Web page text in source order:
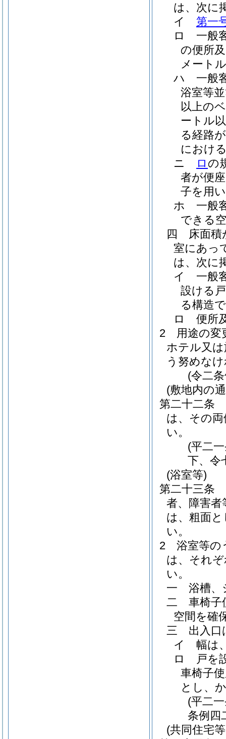
は、次に
イ
第一
ロ
一般
の便所
メート
ハ
一般
浴室等
以上の
ートル
る経路
におけ
ニ
ロ の
者が便
子を用
ホ
一般
できる
四
床面
室にあっ
は、次に
イ
一般
設ける
る構造
ロ
便所
2
用途の
ホテル又
う努めな
(令二
(敷地内の
第二十二条
は、その
い。
(平二
下、令
(浴室等)
第二十三条
者、障害
は、粗面
い。
2
浴室等の
は、それ
い。
一
浴槽、
二
車椅子
空間を確
三
出入
イ
幅は
ロ
戸を
車椅子
とし、
(平二
条例四
(共同住宅